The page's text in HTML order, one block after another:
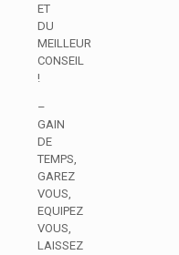
ET
DU
MEILLEUR
CONSEIL
!
–
GAIN
DE
TEMPS,
GAREZ
VOUS,
EQUIPEZ
VOUS,
LAISSEZ